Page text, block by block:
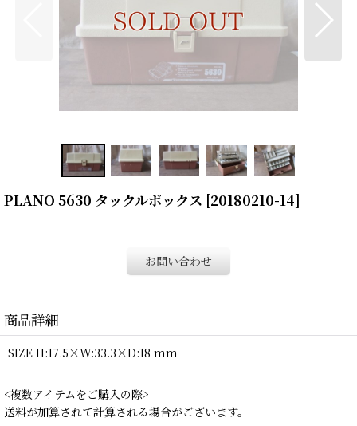
PLANO 5630 タックルボックス [20180210-14]
お問い合わせ
商品詳細
SIZE H:17.5×W:33.3×D:18 mm
<複数アイテムをご購入の際>
送料が加算されて計算される場合がございます。